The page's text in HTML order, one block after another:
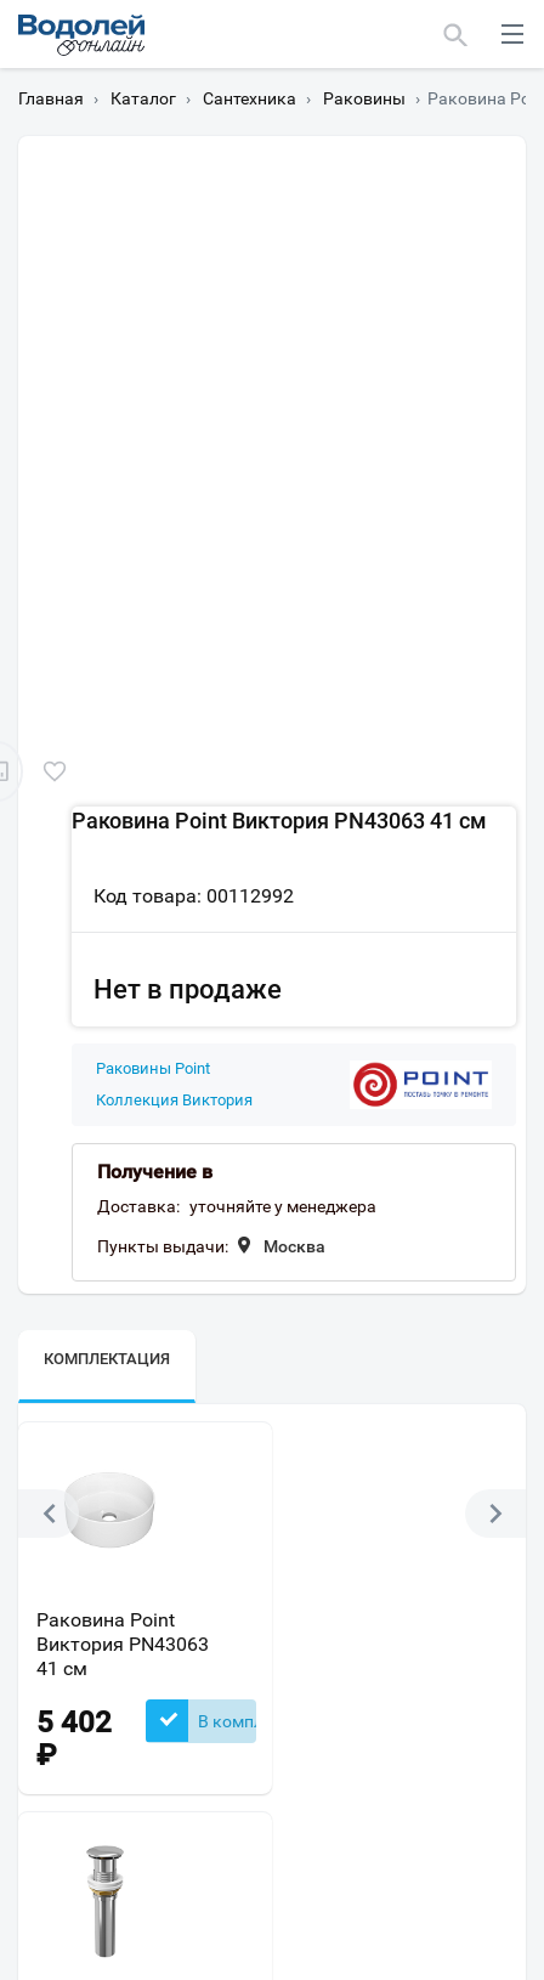
Главная › Каталог › Сантехника › Раковины › Раковина
Раковина Point Виктория PN43063 41 см
Код товара: 00112992
Нет в продаже
Раковины Point
Коллекция Виктория
Получение в
Доставка: уточняйте у менеджера
Пункты выдачи: Москва
КОМПЛЕКТАЦИЯ
Раковина Point
Виктория PN43063
41 см
5 402
₽
В комплекте